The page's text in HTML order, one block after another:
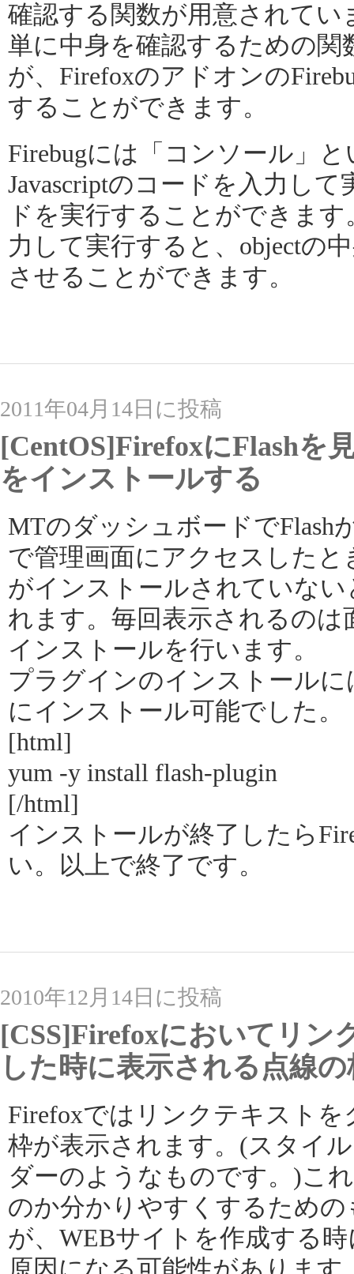
確認する関数が用意されてい
単に中身を確認するための
が、Firefoxのアドオンの
することができます。
Firebugには「コンソール」
Javascriptのコードを入力し
ドを実行することができます
力して実行すると、objectの
させることができます。
2011年04月14日に投稿
[CentOS]FirefoxにFlashを
をインストールする
MTのダッシュボードでFlash
で管理画面にアクセスしたと
がインストールされていな
れます。毎回表示されるの
インストールを行います。
プラグインのインストール
にインストール可能でした。
[html]
yum -y install flash-plugin
[/html]
インストールが終了したら
い。以上で終了です。
2010年12月14日に投稿
[CSS]Firefoxにおいてリン
した時に表示される点線
Firefoxではリンクテキスト
枠が表示されます。(スタイ
ダーのようなものです。)こ
のか分かりやすくするため
が、WEBサイトを作成する